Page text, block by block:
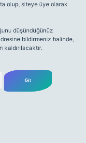
olup, siteye üye olarak
düşündüğünüz
bildirmeniz halinde,